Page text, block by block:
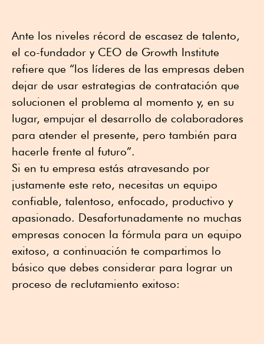
Ante los niveles récord de escasez de talento,
el co-fundador y CEO de Growth Institute
refiere que “los líderes de las empresas deben
dejar de usar estrategias de contratación que
solucionen el problema al momento y, en su
lugar, empujar el desarrollo de colaboradores
para atender el presente, pero también para
hacerle frente al futuro”.
Si en tu empresa estás atravesando por
justamente este reto, necesitas un equipo
confiable, talentoso, enfocado, productivo y
apasionado. Desafortunadamente no muchas
empresas conocen la fórmula para un equipo
exitoso, a continuación te compartimos lo
básico que debes considerar para lograr un
proceso de reclutamiento exitoso: